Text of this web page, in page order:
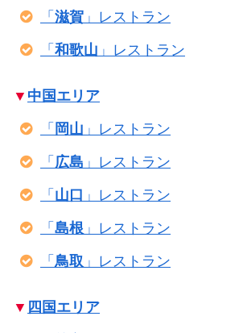
「 滋賀 」レストラン
「 和歌山 」レストラン
▼ 中国エリア
「 岡山 」レストラン
「 広島 」レストラン
「 山口 」レストラン
「 島根 」レストラン
「 鳥取 」レストラン
▼ 四国エリア